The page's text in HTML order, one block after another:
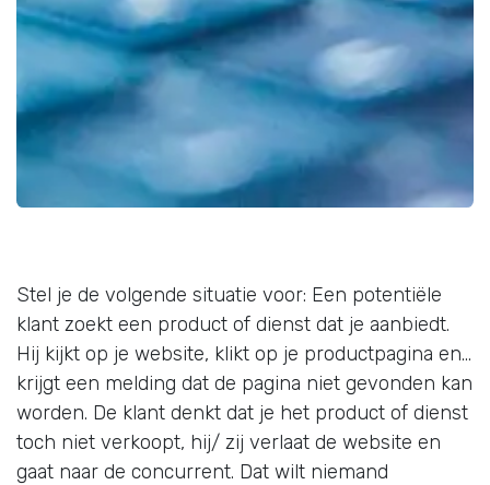
Stel je de volgende situatie voor: Een potentiële
klant zoekt een product of dienst dat je aanbiedt.
Hij kijkt op je website, klikt op je productpagina en…
krijgt een melding dat de pagina niet gevonden kan
worden. De klant denkt dat je het product of dienst
toch niet verkoopt, hij/ zij verlaat de website en
gaat naar de concurrent. Dat wilt niemand